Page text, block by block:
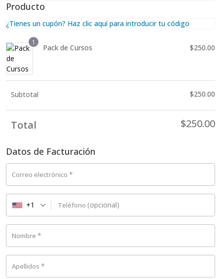
Producto
¿Tienes un cupón? Haz clic aquí para introducir tu código
1
Pack de Cursos $250.00
Subtotal $250.00
Total $250.00
Datos de Facturación
Correo electrónico *
Teléfono (opcional)
+1
Nombre *
Apellidos *